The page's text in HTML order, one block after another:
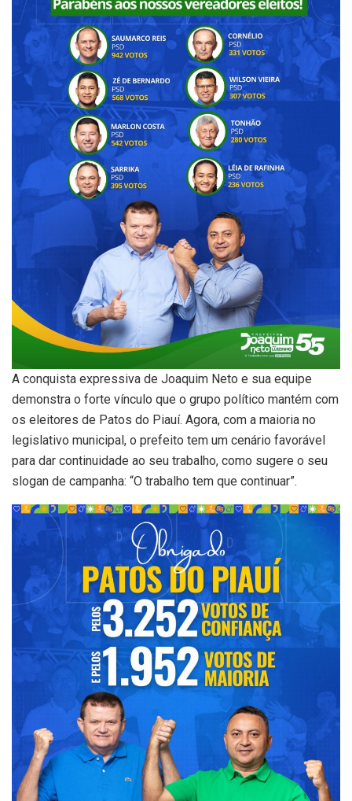
A conquista expressiva de Joaquim Neto e sua equipe
demonstra o forte vínculo que o grupo político mantém com
os eleitores de Patos do Piauí. Agora, com a maioria no
legislativo municipal, o prefeito tem um cenário favorável
para dar continuidade ao seu trabalho, como sugere o seu
slogan de campanha: “O trabalho tem que continuar”.